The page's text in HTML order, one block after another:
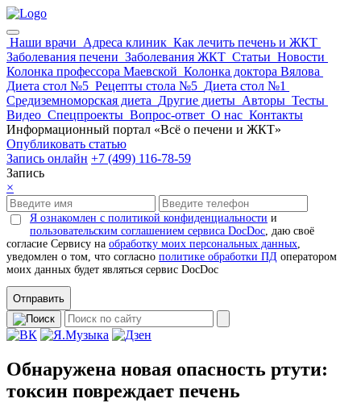
Наши врачи Адреса клиник Как лечить печень и ЖКТ
Заболевания печени Заболевания ЖКТ Статьи Новости
Колонка профессора Маевской Колонка доктора Вялова
Диета стол №5 Рецепты стола №5 Диета стол №1
Средиземноморская диета Другие диеты Авторы Тесты
Видео Спецпроекты Вопрос-ответ О нас Контакты
Информационный портал «Всё о печени и ЖКТ»
Опубликовать статью
Запись онлайн +7 (499) 116-78-59
Запись
×
Я ознакомлен с политикой конфиденциальности и
пользовательским соглашением сервиса DocDoc, даю своё
согласие Сервису на обработку моих персональных данных,
уведомлен о том, что согласно политике обработки ПД оператором
моих данных будет являться сервис DocDoc
Отправить
Обнаружена новая опасность ртути:
токсин повреждает печень